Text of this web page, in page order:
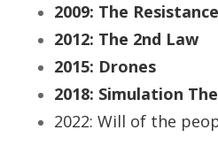
2009: The Resistance
2012: The 2nd Law
2015: Drones
2018: Simulation
2022: Will of the